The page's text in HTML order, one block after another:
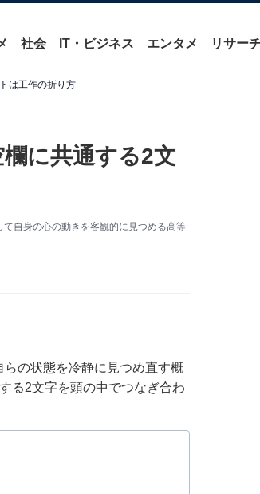
社会 IT・ビジネス エンタメ リサー
は工作の折り方
に共通する2文
自身の心の動きを客観的に見つめる高等
の状態を冷静に見つめ直す概
る2文字を頭の中でつなぎ合わ